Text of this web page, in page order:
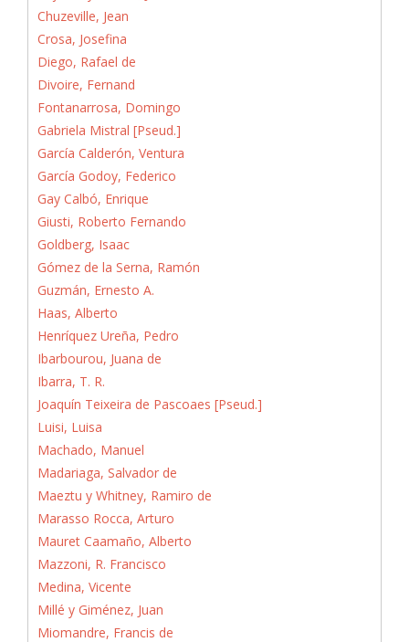
Chuzeville, Jean
Crosa, Josefina
Diego, Rafael de
Divoire, Fernand
Fontanarrosa, Domingo
Gabriela Mistral [Pseud.]
García Calderón, Ventura
García Godoy, Federico
Gay Calbó, Enrique
Giusti, Roberto Fernando
Goldberg, Isaac
Gómez de la Serna, Ramón
Guzmán, Ernesto A.
Haas, Alberto
Henríquez Ureña, Pedro
Ibarbourou, Juana de
Ibarra, T. R.
Joaquín Teixeira de Pascoaes [Pseud.]
Luisi, Luisa
Machado, Manuel
Madariaga, Salvador de
Maeztu y Whitney, Ramiro de
Marasso Rocca, Arturo
Mauret Caamaño, Alberto
Mazzoni, R. Francisco
Medina, Vicente
Millé y Giménez, Juan
Miomandre, Francis de